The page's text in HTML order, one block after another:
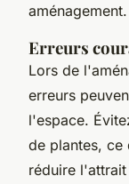
aménagement.
Erreurs
Lors de
erreurs
l'espace.
de plantes, ce
réduire